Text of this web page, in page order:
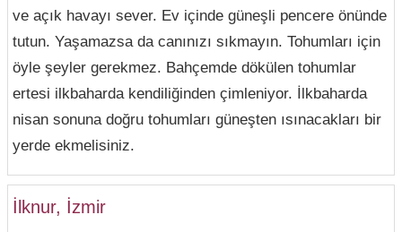
ve açık havayı sever. Ev içinde güneşli pencere önünde
tutun. Yaşamazsa da canınızı sıkmayın. Tohumları için
öyle şeyler gerekmez. Bahçemde dökülen tohumlar
ertesi ilkbaharda kendiliğinden çimleniyor. İlkbaharda
nisan sonuna doğru tohumları güneşten ısınacakları bir
yerde ekmelisiniz.
İlknur, İzmir